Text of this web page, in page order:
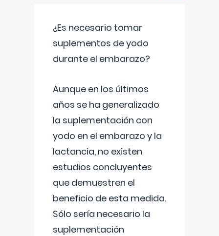
¿Es necesario tomar
suplementos de yodo
durante el embarazo?
Aunque en los últimos
años se ha generalizado
la suplementación con
yodo en el embarazo y la
lactancia, no existen
estudios concluyentes
que demuestren el
beneficio de esta medida.
Sólo sería necesario la
suplementación